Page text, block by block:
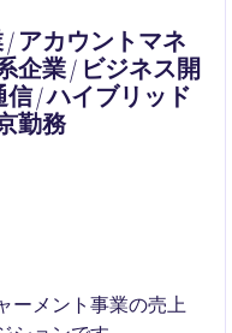
アカウントマネ
企業 / ビジネス開
信 / ハイブリッド
勤務
ーメント事業の売上